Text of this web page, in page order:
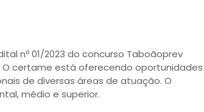
nº 01/2023 do concurso Taboãoprev
O certame está oferecendo oportunidades
de diversas áreas de atuação. O
médio e superior.